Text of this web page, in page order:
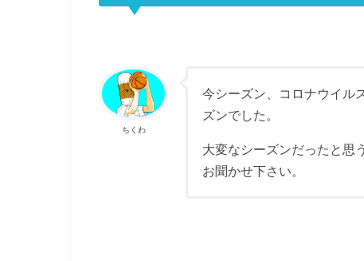
ちくわ
今シーズン、コロナウイル
ズンでした。
大変なシーズンだったと思
お聞かせ下さい。